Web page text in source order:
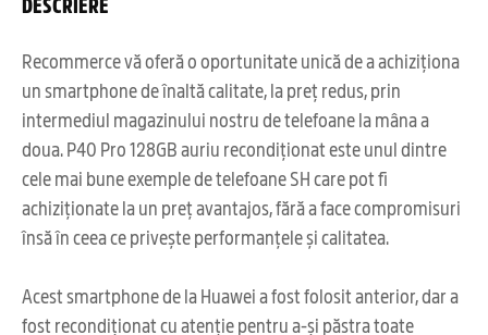
Recommerce vă oferă o oportunitate unică de a achiziționa
un smartphone de înaltă calitate, la preț redus, prin
intermediul magazinului nostru de telefoane la mâna a
doua. P40 Pro 128GB auriu recondiționat este unul dintre
cele mai bune exemple de telefoane SH care pot fi
achiziționate la un preț avantajos, fără a face compromisuri
însă în ceea ce privește performanțele și calitatea.
Acest smartphone de la Huawei a fost folosit anterior, dar a
fost recondiționat cu atenție pentru a-și păstra toate